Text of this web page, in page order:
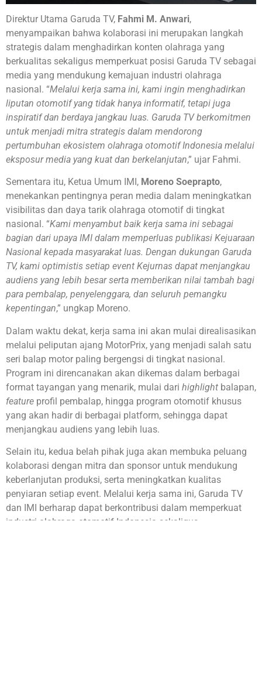
Direktur Utama Garuda TV, Fahmi M. Anwari,
menyampaikan bahwa kolaborasi ini merupakan langkah
strategis dalam menghadirkan konten olahraga yang
berkualitas sekaligus memperkuat posisi Garuda TV sebagai
media yang mendukung kemajuan industri olahraga
nasional. “Melalui kerja sama ini, kami ingin menghadirkan
liputan otomotif yang tidak hanya informatif, tetapi juga
inspiratif dan berdaya jangkau luas. Garuda TV berkomitmen
untuk menjadi mitra strategis dalam mendorong
pertumbuhan ekosistem olahraga otomotif Indonesia melalui
eksposur media yang kuat dan berkelanjutan,” ujar Fahmi.
Sementara itu, Ketua Umum IMI, Moreno Soeprapto,
menekankan pentingnya peran media dalam meningkatkan
visibilitas dan daya tarik olahraga otomotif di tingkat
nasional. “Kami menyambut baik kerja sama ini sebagai
bagian dari upaya IMI dalam memperluas publikasi Kejuaraan
Nasional kepada masyarakat luas. Dengan dukungan Garuda
TV, kami optimistis setiap event Kejurnas dapat menjangkau
audiens yang lebih besar serta memberikan nilai tambah bagi
para pembalap, penyelenggara, dan seluruh pemangku
kepentingan,” ungkap Moreno.
Dalam waktu dekat, kerja sama ini akan mulai direalisasikan
melalui peliputan ajang MotorPrix, yang menjadi salah satu
seri balap motor paling bergengsi di tingkat nasional.
Program ini direncanakan akan dikemas dalam berbagai
format tayangan yang menarik, mulai dari highlight balapan,
feature profil pembalap, hingga program otomotif khusus
yang akan hadir di berbagai platform, sehingga dapat
menjangkau audiens yang lebih luas.
Selain itu, kedua belah pihak juga akan membuka peluang
kolaborasi dengan mitra dan sponsor untuk mendukung
keberlanjutan produksi, serta meningkatkan kualitas
penyiaran setiap event. Melalui kerja sama ini, Garuda TV
dan IMI berharap dapat berkontribusi dalam memperkuat
industri olahraga otomotif Indonesia sekaligus